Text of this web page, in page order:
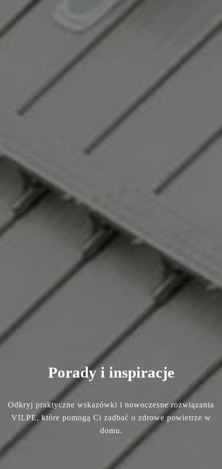
Porady i inspiracje
Odkryj praktyczne wskazówki i nowoczesne rozwiązania
VILPE, które pomogą Ci zadbać o zdrowe powietrze w
domu.